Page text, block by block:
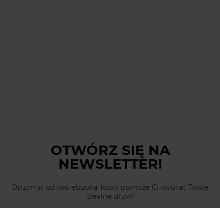
OTWÓRZ SIĘ NA
NEWSLETTER!
Otrzymaj od nas ebooka, który pomoże Ci wybrać Twoje
idealne drzwi!